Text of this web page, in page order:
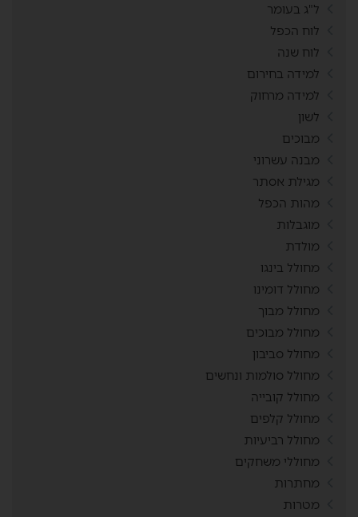
ל"ג בעומר
לוח הכפל
לוח שנה
למידה בחירום
למידה מרחוק
לשון
מבוכים
מבנה עשרוני
מגילת אסתר
מהות הכפל
מוגבלות
מולדת
מחולל בינגו
מחולל דומינו
מחולל מבוך
מחולל מבוכים
מחולל סביבון
מחולל סולמות ונחשים
מחולל קובייה
מחולל קלפים
מחולל רביעיות
מחוללי משחקים
מחתרות
מטרות